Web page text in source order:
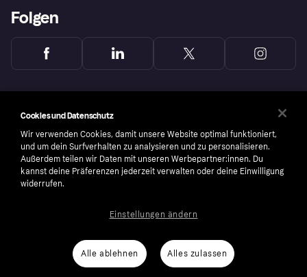
Folgen
number: 556737-0431
Nutzungsbedingungen CookiesKlarna.com
Cookies und Datenschutz
Wir verwenden Cookies, damit unsere Website optimal funktioniert,
und um dein Surfverhalten zu analysieren und zu personalisieren.
Außerdem teilen wir Daten mit unseren Werbepartner:innen. Du
kannst deine Präferenzen jederzeit verwalten oder deine Einwilligung
widerrufen.
Alle ablehnen Alles zulassen
Einstellungen ändern